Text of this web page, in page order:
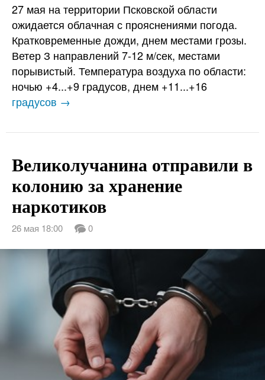
27 мая на территории Псковской области
ожидается облачная с прояснениями погода.
Кратковременные дожди, днем местами грозы.
Ветер З направлений 7-12 м/сек, местами
порывистый. Температура воздуха по области:
ночью +4...+9 градусов, днем +11...+16
градусов →
Великолучанина отправили в
колонию за хранение
наркотиков
26 мая 18:00 0